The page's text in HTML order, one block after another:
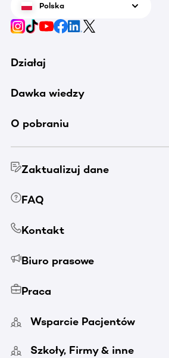
Polska
Działaj
Dawka wiedzy
O pobraniu
Zaktualizuj dane
FAQ
Kontakt
Biuro prasowe
Praca
Wsparcie Pacjentów
Szkoły, Firmy & inne